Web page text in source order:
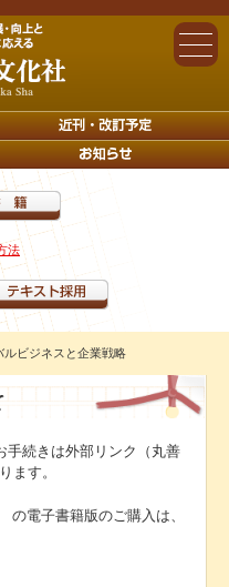
法
ルビジネスと企業戦略
手続きは外部リンク（丸善
ます。
の電子書籍版のご購入は、